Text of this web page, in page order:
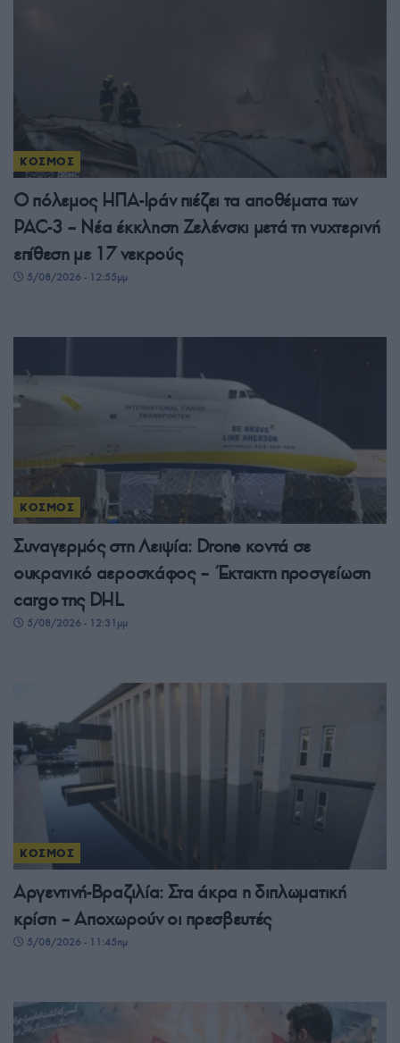
ΚΟΣΜΟΣ
Ο πόλεμος ΗΠΑ-Ιράν πιέζει τα αποθέματα των
PAC-3 – Νέα έκκληση Ζελένσκι μετά τη νυχτερινή
επίθεση με 17 νεκρούς
5/08/2026 - 12:55μμ
ΚΟΣΜΟΣ
Συναγερμός στη Λειψία: Drone κοντά σε
ουκρανικό αεροσκάφος – Έκτακτη προσγείωση
cargo της DHL
5/08/2026 - 12:31μμ
ΚΟΣΜΟΣ
Αργεντινή-Βραζιλία: Στα άκρα η διπλωματική
κρίση – Αποχωρούν οι πρεσβευτές
5/08/2026 - 11:45πμ